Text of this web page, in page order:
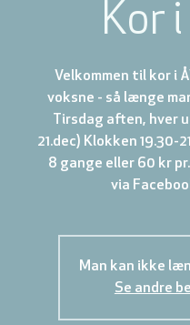
Kor
Velkommen til kor i
voksne - så længe
Tirsdag aften, hver
21.dec) Klokken 19.30-
8 gange eller 60 kr
via
Man kan ikke
Se andre